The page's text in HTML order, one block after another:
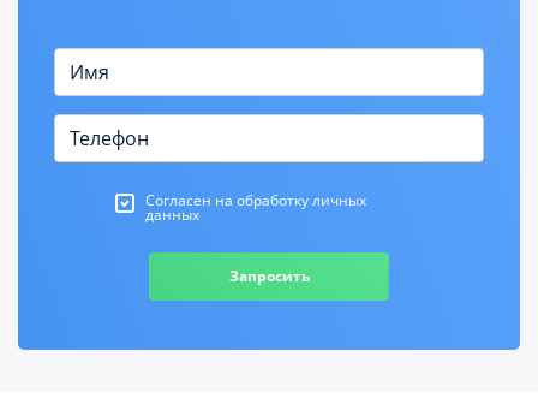
Согласен на обработку личных
данных
Запросить